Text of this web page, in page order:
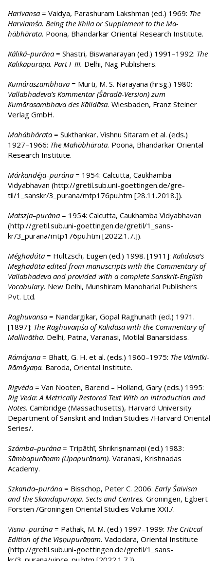
Harivansa = Vaidya, Parashuram Lakshman (ed.) 1969: The
Harviaṃśa. Being the Khila or Supplement to the Ma­
hābhārata. Poona, Bhandarkar Oriental Research Institute.
Káliká–purána = Shastri, Biswanarayan (ed.) 1991–1992: The
Kālikāpurāṇa. Part I–III. Delhi, Nag Pub­lishers.
Kumáraszambhava = Murti, M. S. Narayana (hrsg.) 1980:
Vallabhadeva’s Kommentar (Śāradā-Version) zum
Kumārasambhava des Kālidāsa. Wiesbaden, Franz Steiner
Verlag GmbH.
Mahábhárata = Sukthankar, Vishnu Sitaram et al. (eds.)
1927–1966: The Mahābhārata. Poona, Bhandar­kar Ori­ental
Research Institute.
Márkandéja–purána = 1954: Calcutta, Caukhamba
Vidyabhavan (http://gre­til.sub.uni-goet­tin­gen.de/gre­
til/1_sans­kr/3_purana/mtp176pu.htm [28.11.2018.]).
Matszja–purána = 1954: Calcutta, Caukhamba Vidyabhavan
(http://gre­til.sub.uni-goet­tin­gen.de/gre­til/1_sans­
kr/3_purana/mtp176pu.htm [2022.1.7.]).
Méghadúta = Hultzsch, Eugen (ed.) 1998. [1911]: Kālidāsa’s
Meghadūta edited from manuscripts with the Commentary of
Vallabhadeva and provided with a complete Sanskrit-English
Vocabulary. New Delhi, Munshiram Manoharlal Publishers
Pvt. Ltd.
Raghuvansa = Nandargikar, Gopal Raghunath (ed.) 1971.
[1897]: The Raghuvaṃśa of Kālidāsa with the Commentary of
Mallinātha. Delhi, Patna, Varanasi, Motilal Banarsidass.
Rámájana = Bhatt, G. H. et al. (eds.) 1960–1975: The Vālmīki-
Rāmāyaṇa. Baroda, Oriental Institute.
Rigvéda = Van Nooten, Barend – Holland, Gary (eds.) 1995:
Rig Veda: A Metrically Restored Text With an Intro­duction and
Notes. Cambridge (Massachusetts), Harvard University
Department of Sans­krit and Indian Studies /Harvard Oriental
Series/.
Számba–purána = Tripāthī, Shrikriṣnamaṇi (ed.) 1983:
Sāmbapurāṇam (Upa­pu­rā­ṇam). Varanasi, Krish­nadas
Academy.
Szkanda–purána = Bisschop, Peter C. 2006: Early Śaivism
and the Skandapurāṇa. Sects and Centres. Gro­ningen, Egbert
Forsten /Groningen Oriental Studies Volume XXI./.
Visnu–purána = Pathak, M. M. (ed.) 1997–1999: The Critical
Edition of the Viṣṇu­pu­rāṇam. Vadodara, Ori­ental Institute
(http://gretil.sub.uni-goet­tin­gen.de/gre­til/1_sans­